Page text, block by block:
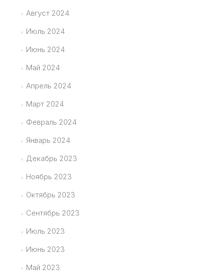
Август 2024
Июль 2024
Июнь 2024
Май 2024
Апрель 2024
Март 2024
Февраль 2024
Январь 2024
Декабрь 2023
Ноябрь 2023
Октябрь 2023
Сентябрь 2023
Июль 2023
Июнь 2023
Май 2023